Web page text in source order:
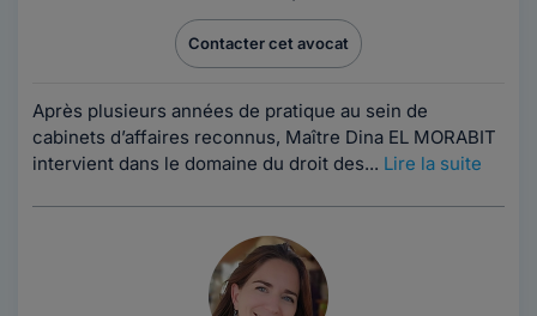
Contacter cet avocat
Après plusieurs années de pratique au sein de
cabinets d’affaires reconnus, Maître Dina EL MORABIT
intervient dans le domaine du droit des... Lire la suite